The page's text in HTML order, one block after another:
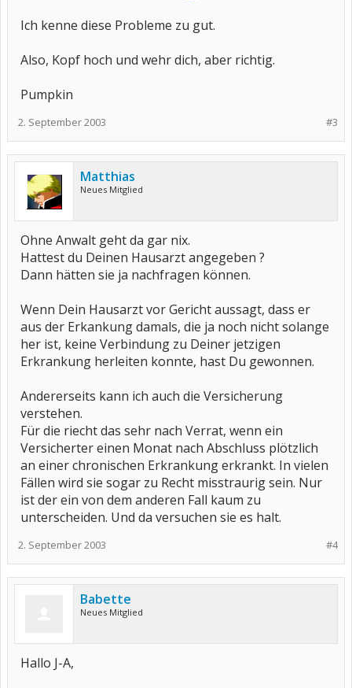
Ich kenne diese Probleme zu gut.
Also, Kopf hoch und wehr dich, aber richtig.
Pumpkin
#3
2. September 2003
Matthias
Neues Mitglied
Ohne Anwalt geht da gar nix.
Hattest du Deinen Hausarzt angegeben ?
Dann hätten sie ja nachfragen können.
Wenn Dein Hausarzt vor Gericht aussagt, dass er
aus der Erkankung damals, die ja noch nicht solange
her ist, keine Verbindung zu Deiner jetzigen
Erkrankung herleiten konnte, hast Du gewonnen.
Andererseits kann ich auch die Versicherung
verstehen.
Für die riecht das sehr nach Verrat, wenn ein
Versicherter einen Monat nach Abschluss plötzlich
an einer chronischen Erkrankung erkrankt. In vielen
Fällen wird sie sogar zu Recht misstraurig sein. Nur
ist der ein von dem anderen Fall kaum zu
unterscheiden. Und da versuchen sie es halt.
#4
2. September 2003
Babette
Neues Mitglied
Hallo J-A,